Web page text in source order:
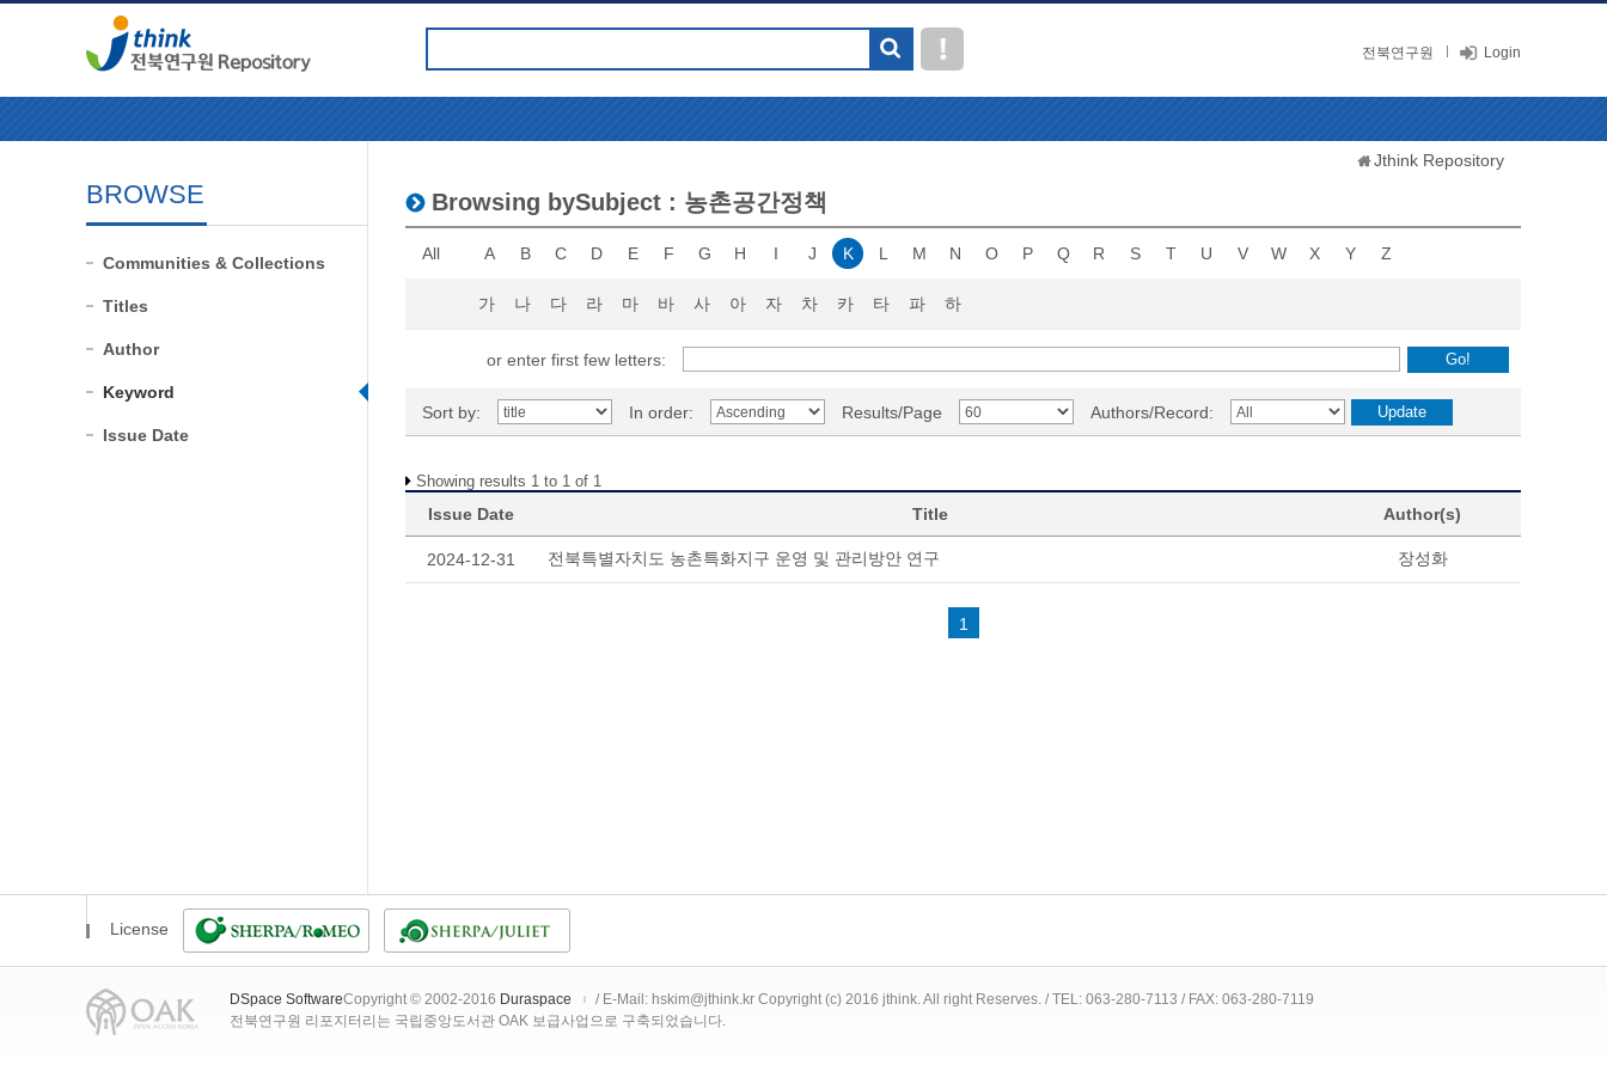
전북연구원 Login
BROWSE
Communities & Collections
Titles
Author
Keyword
Issue Date
Jthink Repository
Browsing bySubject : 농촌공간정책
All A B C D E F G H I J K L M N O P Q R S T U V W X Y Z
가 나 다 라 마 바 사 아 자 차 카 타 파 하
or enter first few letters:
Sort by: In order: Results/Page Authors/Record:
Showing results 1 to 1 of 1
Issue Date Title Author(s)
2024-12-31 전북특별자치도 농촌특화지구 운영 및 관리방안 연구 장성화
1
License
DSpace SoftwareCopyright © 2002-2016 Duraspace
/ E-Mail: hskim@jthink.kr Copyright (c) 2016 jthink. All right Reserves. / TEL: 063-280-7113 / FAX: 063-280-7119
전북연구원 리포지터리는 국립중앙도서관 OAK 보급사업으로 구축되었습니다.